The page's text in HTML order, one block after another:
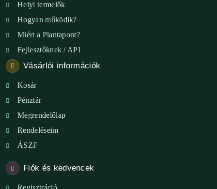
Helyi termelők
Hogyan működik?
Miért a Plantapont?
Fejlesztőknek / API
Vásárlói információk
Kosár
Pénztár
Megrendelőlap
Rendeléseim
ÁSZF
Fiók és kedvencek